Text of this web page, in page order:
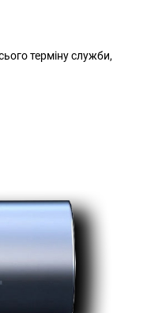
терміну служби,